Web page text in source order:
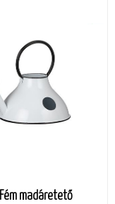
Fém madáretető